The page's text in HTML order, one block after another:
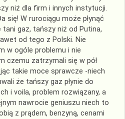
niż dla firm i innych instytucji.
się! W rurociągu może płynąć
tani gaz, tańszy niż od Putina,
od tego z Polski. Nie
w ogóle problemu i nie
czemu zatrzymali się w pół
takie moce sprawcze -niech
że tańszy gaz płynie do
i voila, problem rozwiązany, a
nawrocie geniuszu niech to
z prądem, benzyną, cenami